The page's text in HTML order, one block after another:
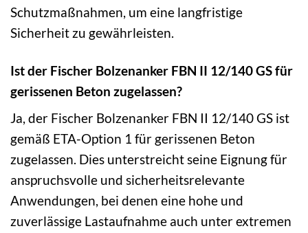
Schutzmaßnahmen, um eine langfristige
Sicherheit zu gewährleisten.
Ist der Fischer Bolzenanker FBN II 12/140 GS für
gerissenen Beton zugelassen?
Ja, der Fischer Bolzenanker FBN II 12/140 GS ist
gemäß ETA-Option 1 für gerissenen Beton
zugelassen. Dies unterstreicht seine Eignung für
anspruchsvolle und sicherheitsrelevante
Anwendungen, bei denen eine hohe und
zuverlässige Lastaufnahme auch unter extremen